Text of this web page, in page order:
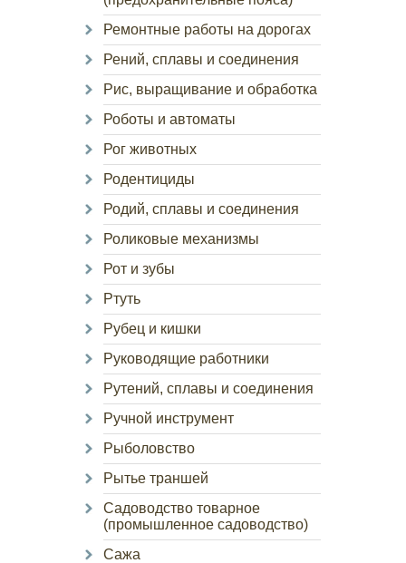
Ремонтные работы на дорогах
Рений, сплавы и соединения
Рис, выращивание и обработка
Роботы и автоматы
Рог животных
Родентициды
Родий, сплавы и соединения
Роликовые механизмы
Рот и зубы
Ртуть
Рубец и кишки
Руководящие работники
Рутений, сплавы и соединения
Ручной инструмент
Рыболовство
Рытье траншей
Садоводство товарное
(промышленное садоводство)
Сажа